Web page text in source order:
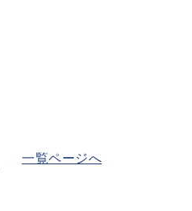
一覧ページへ